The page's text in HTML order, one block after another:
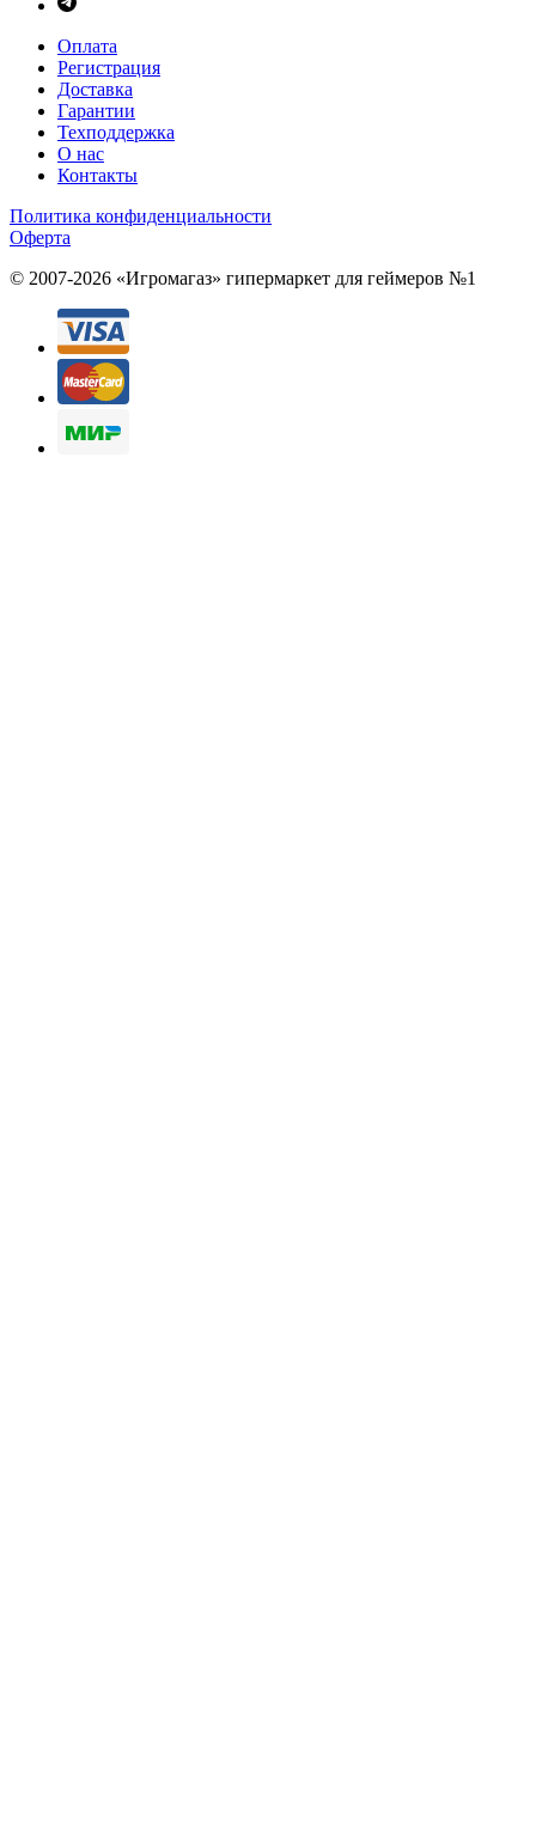
Оплата
Регистрация
Доставка
Гарантии
Техподдержка
О нас
Контакты
Политика конфиденциальности
Оферта
© 2007-2026 «Игромагаз» гипермаркет для геймеров №1